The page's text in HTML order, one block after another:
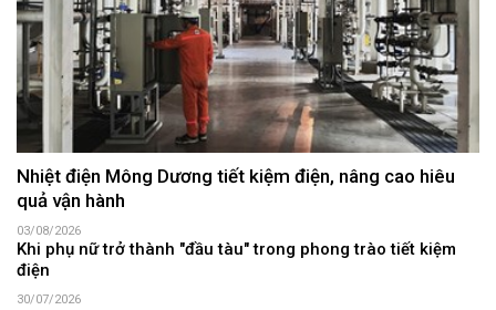
Nhiệt điện Mông Dương tiết kiệm điện, nâng cao hiêu
quả vận hành
03/08/2026
Khi phụ nữ trở thành "đầu tàu" trong phong trào tiết kiệm
điện
30/07/2026